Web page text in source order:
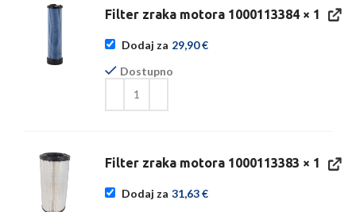
Filter zraka motora 1000113383 × 1
Dodaj za 31,63€
Filter zraka motora 1000113384× 1
Dodaj za 29,90€
Dostupno